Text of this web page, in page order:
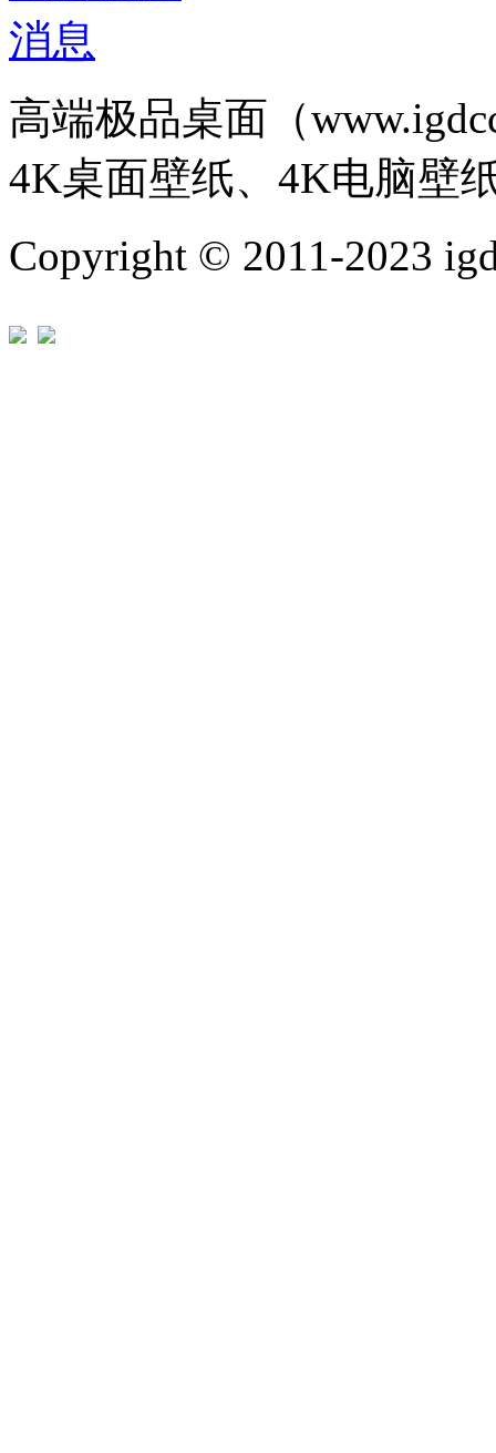
高端极品桌面（
4K桌面壁纸、4K电脑壁
Copyright © 2011-2023